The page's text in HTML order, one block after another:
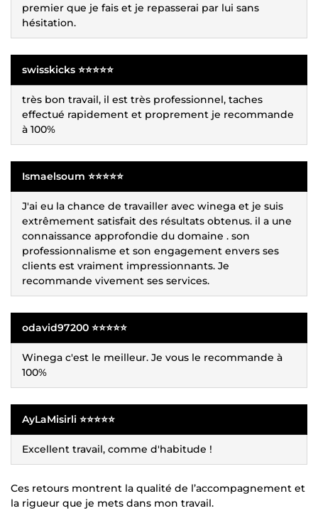
premier que je fais et je repasserai par lui sans
hésitation.
swisskicks ⭐⭐⭐⭐⭐
très bon travail, il est très professionnel, taches
effectué rapidement et proprement je recommande
à 100%
Ismaelsoum ⭐⭐⭐⭐⭐
J'ai eu la chance de travailler avec winega et je suis
extrêmement satisfait des résultats obtenus. il a une
connaissance approfondie du domaine . son
professionnalisme et son engagement envers ses
clients est vraiment impressionnants. Je
recommande vivement ses services.
odavid97200 ⭐⭐⭐⭐⭐
Winega c'est le meilleur. Je vous le recommande à
100%
AyLaMisirli ⭐⭐⭐⭐⭐
Excellent travail, comme d'habitude !
Ces retours montrent la qualité de l’accompagnement et
la rigueur que je mets dans mon travail.